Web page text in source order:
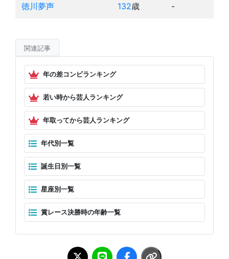
徳川夢声 132歳 -
関連記事
年の差コンビランキング
若い時から芸人ランキング
年取ってから芸人ランキング
年代別一覧
誕生日別一覧
星座別一覧
賞レース決勝時の年齢一覧